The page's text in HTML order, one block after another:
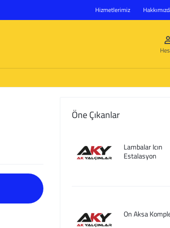
Hizmetlerimiz
Hesap
Öne Çıkanlar
Lambalar Icın
Estalasyon
On Aksa